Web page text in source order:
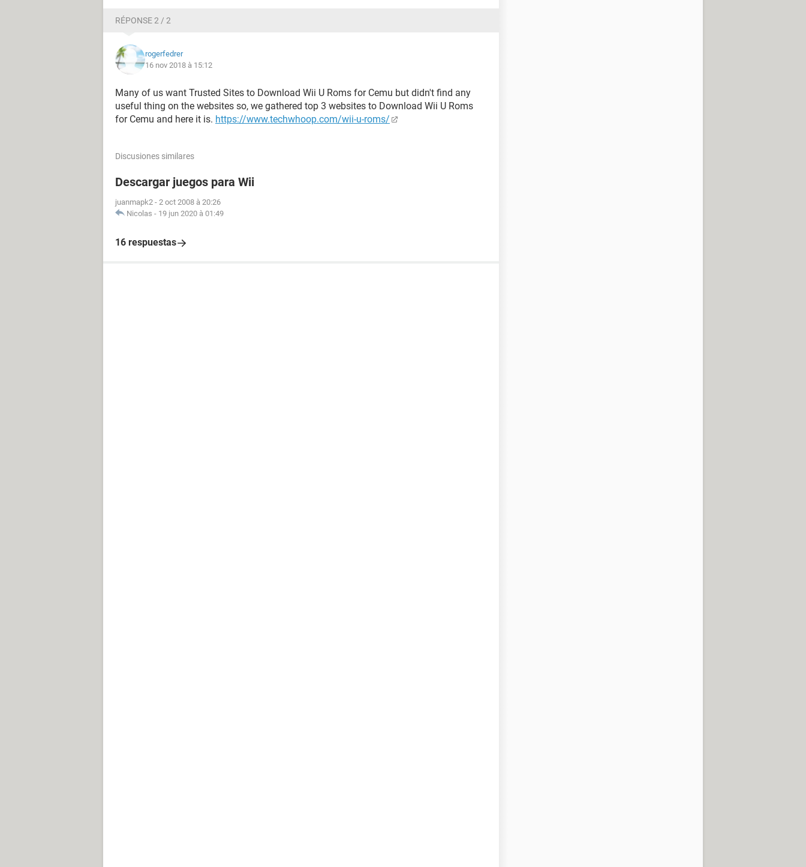
RÉPONSE 2 / 2
rogerfedrer
16 nov 2018 à 15:12
Many of us want Trusted Sites to Download Wii U Roms for Cemu but didn't find any
useful thing on the websites so, we gathered top 3 websites to Download Wii U Roms
for Cemu and here it is. https://www.techwhoop.com/wii-u-roms/
Discusiones similares
Descargar juegos para Wii
juanmapk2 - 2 oct 2008 à 20:26
Nicolas - 19 jun 2020 à 01:49
16 respuestas